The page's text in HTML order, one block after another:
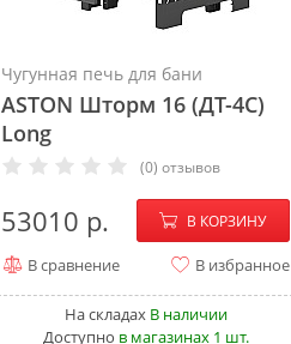
Чугунная печь для бани
ASTON Шторм 16 (ДТ-4С)
Long
(0) отзывов
53010 − +
В КОРЗИНУ
В сравнение В избранное
На складах В наличии
Доступно в магазинах 1 шт.